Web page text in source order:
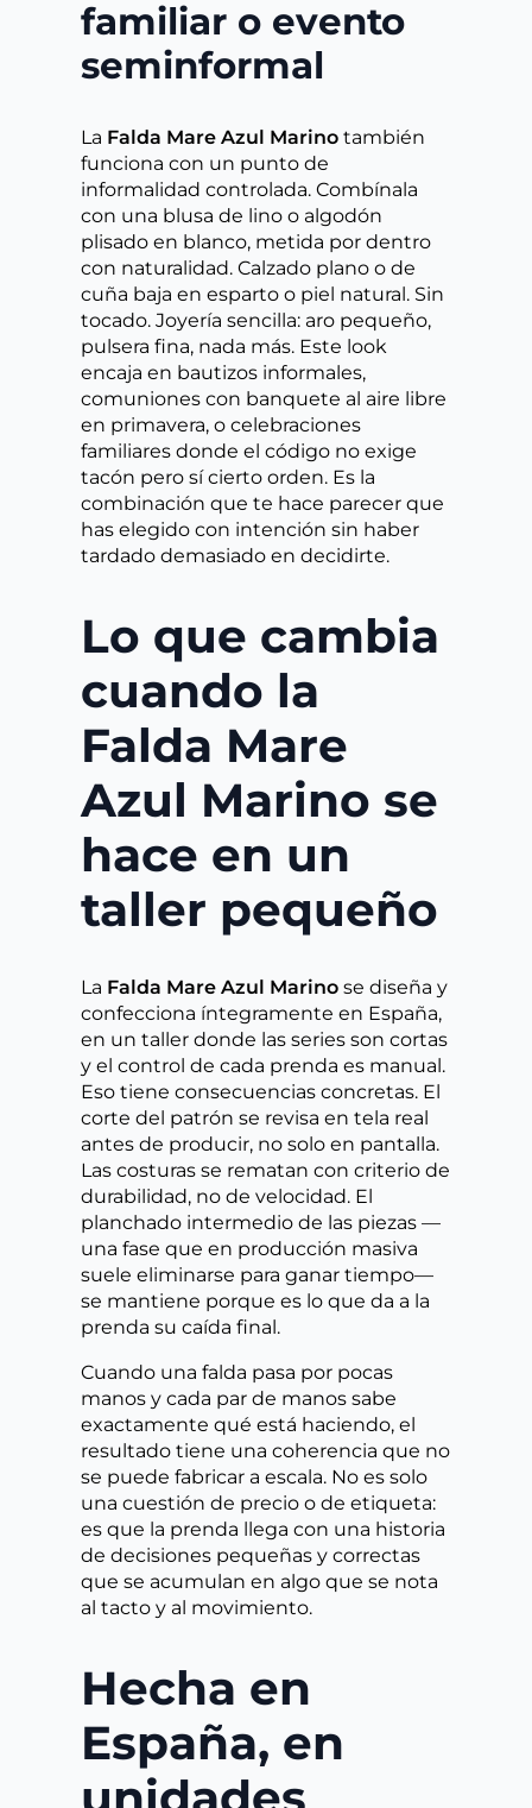
familiar o evento
seminformal
La Falda Mare Azul Marino también
funciona con un punto de
informalidad controlada. Combínala
con una blusa de lino o algodón
plisado en blanco, metida por dentro
con naturalidad. Calzado plano o de
cuña baja en esparto o piel natural. Sin
tocado. Joyería sencilla: aro pequeño,
pulsera fina, nada más. Este look
encaja en bautizos informales,
comuniones con banquete al aire libre
en primavera, o celebraciones
familiares donde el código no exige
tacón pero sí cierto orden. Es la
combinación que te hace parecer que
has elegido con intención sin haber
tardado demasiado en decidirte.
Lo que cambia
cuando la
Falda Mare
Azul Marino se
hace en un
taller pequeño
La Falda Mare Azul Marino se diseña y
confecciona íntegramente en España,
en un taller donde las series son cortas
y el control de cada prenda es manual.
Eso tiene consecuencias concretas. El
corte del patrón se revisa en tela real
antes de producir, no solo en pantalla.
Las costuras se rematan con criterio de
durabilidad, no de velocidad. El
planchado intermedio de las piezas —
una fase que en producción masiva
suele eliminarse para ganar tiempo—
se mantiene porque es lo que da a la
prenda su caída final.
Cuando una falda pasa por pocas
manos y cada par de manos sabe
exactamente qué está haciendo, el
resultado tiene una coherencia que no
se puede fabricar a escala. No es solo
una cuestión de precio o de etiqueta:
es que la prenda llega con una historia
de decisiones pequeñas y correctas
que se acumulan en algo que se nota
al tacto y al movimiento.
Hecha en
España, en